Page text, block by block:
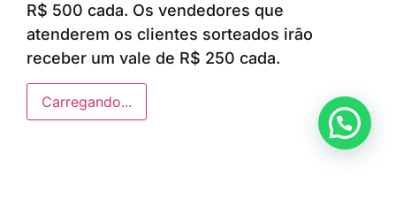
R$ 500 cada. Os vendedores que
atenderem os clientes sorteados irão
receber um vale de R$ 250 cada.
Carregando...
Anunciar ou recomendar matéria